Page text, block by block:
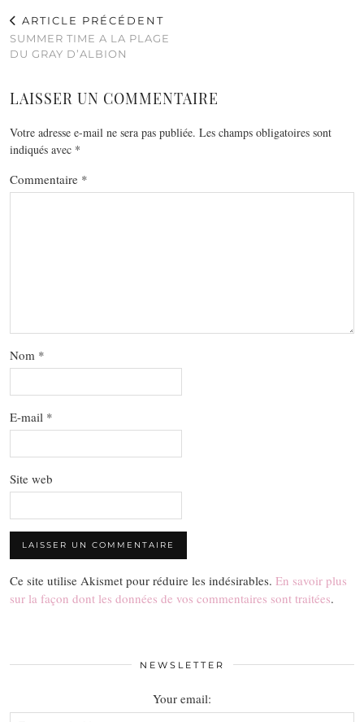
ARTICLE PRÉCÉDENT
SUMMER TIME A LA PLAGE
DU GRAY D’ALBION
LAISSER UN COMMENTAIRE
Votre adresse e-mail ne sera pas publiée. Les champs obligatoires sont
indiqués avec *
Commentaire *
Nom *
E-mail *
Site web
Ce site utilise Akismet pour réduire les indésirables. En savoir plus
sur la façon dont les données de vos commentaires sont traitées.
NEWSLETTER
Your email: